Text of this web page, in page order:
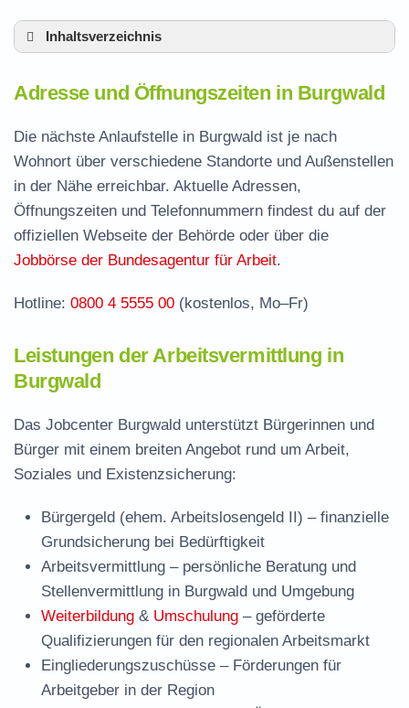
Inhaltsverzeichnis
Leistungen der Arbeitsvermittlung in Burgwald
Termin vereinbaren und Bürgergeld beantragen
Jobcenter Waldeck-Frankenberg – zuständige
Stelle
Stellenangebote und Jobbörse in Burgwald
Häufige Fragen rund ums Jobcenter
Adresse und Öffnungszeiten in Burgwald
Die nächste Anlaufstelle in Burgwald ist je nach
Wohnort über verschiedene Standorte und Außenstellen
in der Nähe erreichbar. Aktuelle Adressen,
Öffnungszeiten und Telefonnummern findest du auf der
offiziellen Webseite der Behörde oder über die
Jobbörse der Bundesagentur für Arbeit.
Hotline: 0800 4 5555 00 (kostenlos, Mo–Fr)
Leistungen der Arbeitsvermittlung in
Burgwald
Das Jobcenter Burgwald unterstützt Bürgerinnen und
Bürger mit einem breiten Angebot rund um Arbeit,
Soziales und Existenzsicherung:
Bürgergeld (ehem. Arbeitslosengeld II) – finanzielle
Grundsicherung bei Bedürftigkeit
Arbeitsvermittlung – persönliche Beratung und
Stellenvermittlung in Burgwald und Umgebung
Weiterbildung & Umschulung – geförderte
Qualifizierungen für den regionalen Arbeitsmarkt
Eingliederungszuschüsse – Förderungen für
Arbeitgeber in der Region